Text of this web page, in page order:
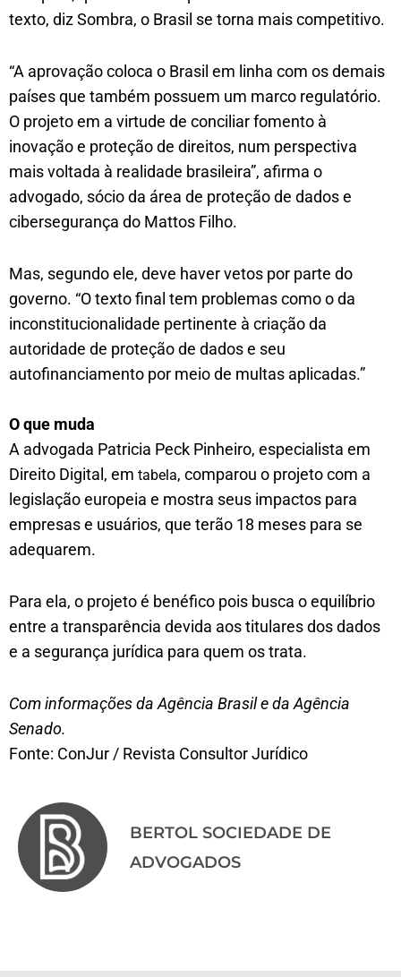
texto, diz Sombra, o Brasil se torna mais competitivo.
“A aprovação coloca o Brasil em linha com os demais
países que também possuem um marco regulatório.
O projeto em a virtude de conciliar fomento à
inovação e proteção de direitos, num perspectiva
mais voltada à realidade brasileira”, afirma o
advogado, sócio da área de proteção de dados e
cibersegurança do Mattos Filho.
Mas, segundo ele, deve haver vetos por parte do
governo. “O texto final tem problemas como o da
inconstitucionalidade pertinente à criação da
autoridade de proteção de dados e seu
autofinanciamento por meio de multas aplicadas.”
O que muda
A advogada Patricia Peck Pinheiro, especialista em
Direito Digital, em tabela, comparou o projeto com a
legislação europeia e mostra seus impactos para
empresas e usuários, que terão 18 meses para se
adequarem.
Para ela, o projeto é benéfico pois busca o equilíbrio
entre a transparência devida aos titulares dos dados
e a segurança jurídica para quem os trata.
Com informações da Agência Brasil e da Agência
Senado.
Fonte: ConJur / Revista Consultor Jurídico
BERTOL SOCIEDADE DE
ADVOGADOS